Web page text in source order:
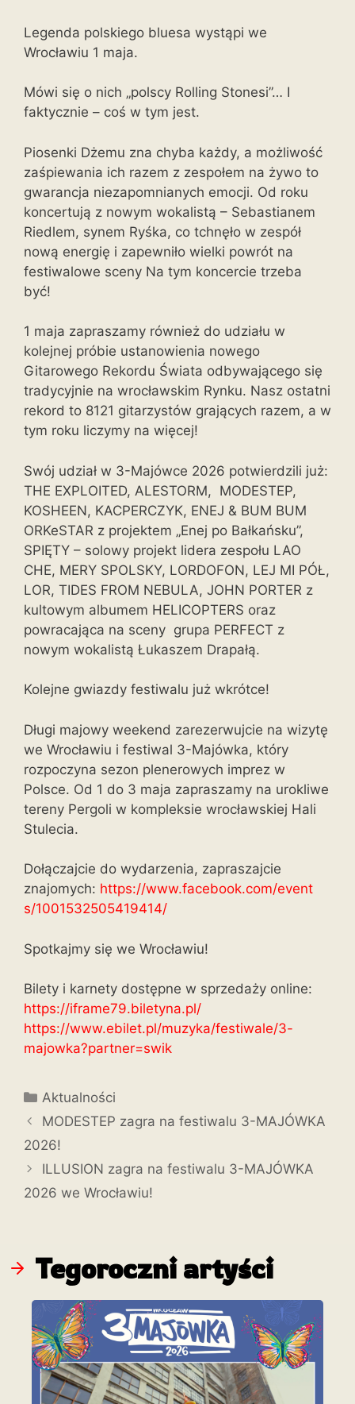
Legenda polskiego bluesa wystąpi we
Wrocławiu 1 maja.
Mówi się o nich „polscy Rolling Stonesi”… I
faktycznie – coś w tym jest.
Piosenki Dżemu zna chyba każdy, a możliwość
zaśpiewania ich razem z zespołem na żywo to
gwarancja niezapomnianych emocji. Od roku
koncertują z nowym wokalistą – Sebastianem
Riedlem, synem Ryśka, co tchnęło w zespół
nową energię i zapewniło wielki powrót na
festiwalowe sceny Na tym koncercie trzeba
być!
1 maja zapraszamy również do udziału w
kolejnej próbie ustanowienia nowego
Gitarowego Rekordu Świata odbywającego się
tradycyjnie na wrocławskim Rynku. Nasz ostatni
rekord to 8121 gitarzystów grających razem, a w
tym roku liczymy na więcej!
Swój udział w 3-Majówce 2026 potwierdzili już:
THE EXPLOITED, ALESTORM, MODESTEP,
KOSHEEN, KACPERCZYK, ENEJ & BUM BUM
ORKeSTAR z projektem „Enej po Bałkańsku”,
SPIĘTY – solowy projekt lidera zespołu LAO
CHE, MERY SPOLSKY, LORDOFON, LEJ MI PÓŁ,
LOR, TIDES FROM NEBULA, JOHN PORTER z
kultowym albumem HELICOPTERS oraz
powracająca na sceny grupa PERFECT z
nowym wokalistą Łukaszem Drapałą.
Kolejne gwiazdy festiwalu już wkrótce!
Długi majowy weekend zarezerwujcie na wizytę
we Wrocławiu i festiwal 3-Majówka, który
rozpoczyna sezon plenerowych imprez w
Polsce. Od 1 do 3 maja zapraszamy na urokliwe
tereny Pergoli w kompleksie wrocławskiej Hali
Stulecia.
Dołączajcie do wydarzenia, zapraszajcie
znajomych: https://www.facebook.com/event
s/1001532505419414/
Spotkajmy się we Wrocławiu!
Bilety i karnety dostępne w sprzedaży online:
https://iframe79.biletyna.pl/
https://www.ebilet.pl/muzyka/festiwale/3-
majowka?partner=swik
Aktualności
MODESTEP zagra na festiwalu 3-MAJÓWKA
2026!
ILLUSION zagra na festiwalu 3-MAJÓWKA
2026 we Wrocławiu!
Tegoroczni artyści